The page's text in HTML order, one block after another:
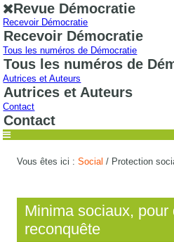
Revue Démocratie
Recevoir Démocratie
Recevoir Démocratie
Tous les numéros de Démocratie
Tous les numéros de
Autrices et Auteurs
Autrices et Auteurs
Contact
Contact
Vous êtes ici :Social / Protection
Minima sociaux, pour
reconquête